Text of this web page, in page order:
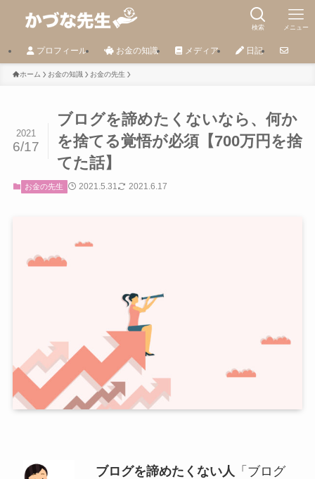
検索 メニュー
プロフィール お金の知識 メディア 日記
ホーム お金の知識 お金の先生
ブログを諦めたくないなら、何か
を捨てる覚悟が必須【700万円を捨
てた話】
2021
6/17
お金の先生 2021.5.31 2021.6.17
ブログを諦めたくない人
「ブログ